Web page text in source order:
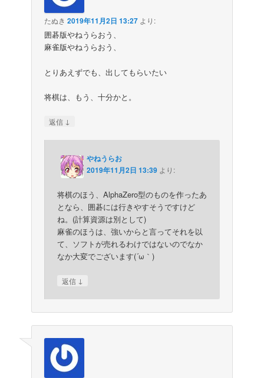
たぬき 2019年11月2日 13:27 より:
囲碁版やねうらおう、
麻雀版やねうらおう、
とりあえずでも、出してもらいたい
将棋は、もう、十分かと。
返信 ↓
やねうらお
2019年11月2日 13:39 より:
将棋のほう、AlphaZero型のものを作ったあ
となら、囲碁には行きやすそうですけど
ね。(計算資源は別として)
麻雀のほうは、強いからと言ってそれを以
て、ソフトが売れるわけではないのでなか
なか大変でございます(´ω｀)
返信 ↓